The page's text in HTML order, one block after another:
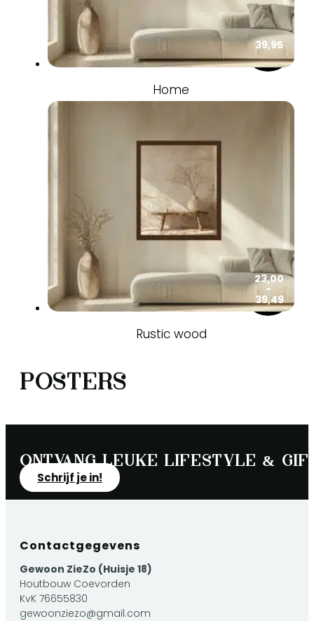
39,95
Home
23,00
-
39,49€ 23,00
tot
Rustic wood
Posters
Ontvang leuke lifestyle &
Schrijf je in!
Contactgegevens
Gewoon ZieZo (Huisje 18)
Houtbouw Coevorden
KvK 76655830
gewoonziezo@gmail.com